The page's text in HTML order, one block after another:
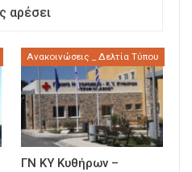
αρέσει
Ανακοινώσεις _ Δελτία Τύπου
ΓΝ ΚΥ Κυθήρων –